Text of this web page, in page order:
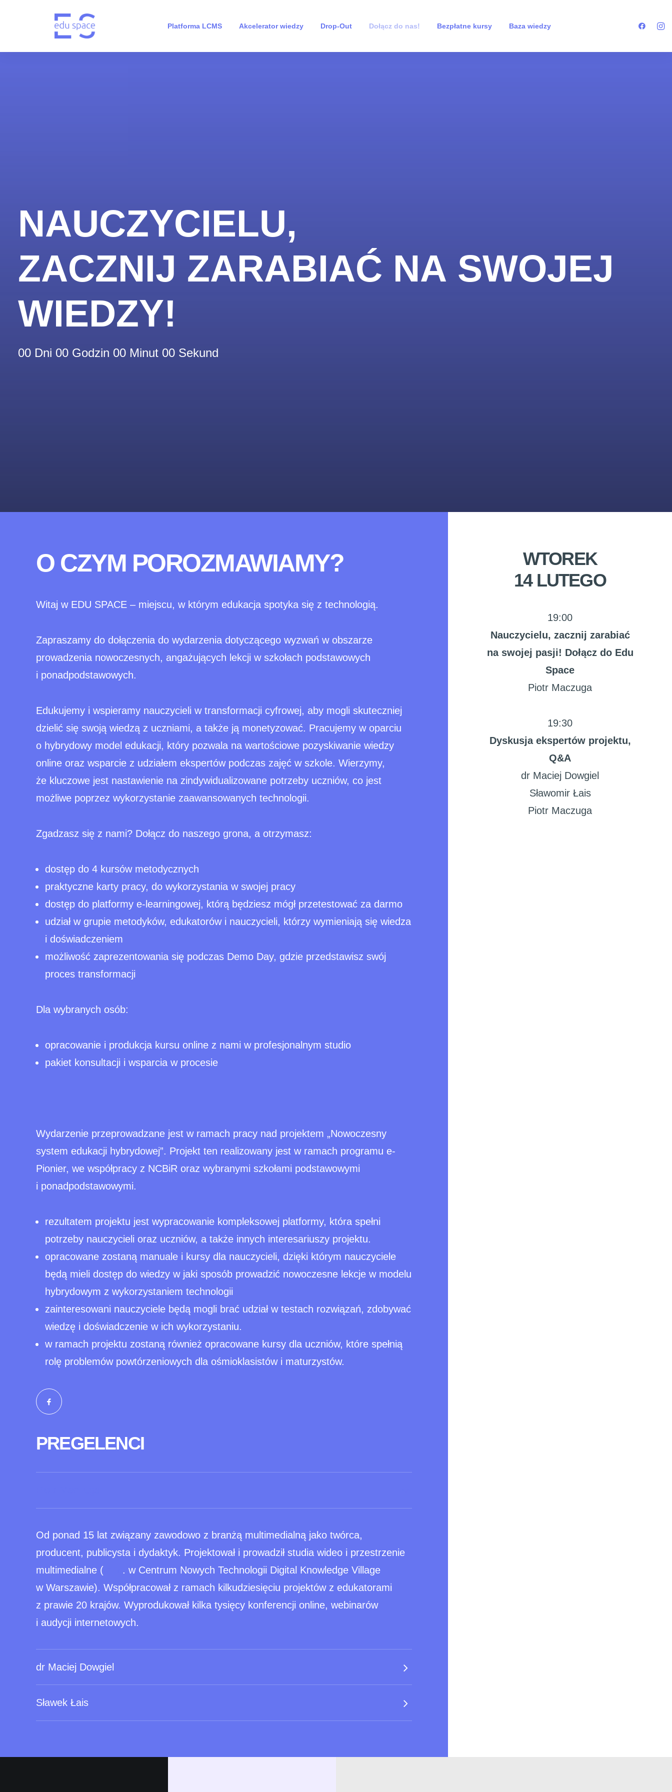
Platforma LCMS Akcelerator wiedzy Drop-Out Dołącz do nas! Bezpłatne kursy Baza wiedzy
NAUCZYCIELU,
ZACZNIJ ZARABIAĆ NA SWOJEJ
WIEDZY!
00 Dni 00 Godzin 00 Minut 00 Sekund
O CZYM POROZMAWIAMY?
Witaj w EDU SPACE – miejscu, w którym edukacja spotyka się z technologią.
Zapraszamy do dołączenia do wydarzenia dotyczącego wyzwań w obszarze
prowadzenia nowoczesnych, angażujących lekcji w szkołach podstawowych
i ponadpodstawowych.
Edukujemy i wspieramy nauczycieli w transformacji cyfrowej, aby mogli skuteczniej
dzielić się swoją wiedzą z uczniami, a także ją monetyzować. Pracujemy w oparciu
o hybrydowy model edukacji, który pozwala na wartościowe pozyskiwanie wiedzy
online oraz wsparcie z udziałem ekspertów podczas zajęć w szkole. Wierzymy,
że kluczowe jest nastawienie na zindywidualizowane potrzeby uczniów, co jest
możliwe poprzez wykorzystanie zaawansowanych technologii.
Zgadzasz się z nami? Dołącz do naszego grona, a otrzymasz:
dostęp do 4 kursów metodycznych
praktyczne karty pracy, do wykorzystania w swojej pracy
dostęp do platformy e-learningowej, którą będziesz mógł przetestować za darmo
udział w grupie metodyków, edukatorów i nauczycieli, którzy wymieniają się wiedza
i doświadczeniem
możliwość zaprezentowania się podczas Demo Day, gdzie przedstawisz swój
proces transformacji
Dla wybranych osób:
opracowanie i produkcja kursu online z nami w profesjonalnym studio
pakiet konsultacji i wsparcia w procesie
Wydarzenie przeprowadzane jest w ramach pracy nad projektem „Nowoczesny
system edukacji hybrydowej”. Projekt ten realizowany jest w ramach programu e-
Pionier, we współpracy z NCBiR oraz wybranymi szkołami podstawowymi
i ponadpodstawowymi.
rezultatem projektu jest wypracowanie kompleksowej platformy, która spełni
potrzeby nauczycieli oraz uczniów, a także innych interesariuszy projektu.
opracowane zostaną manuale i kursy dla nauczycieli, dzięki którym nauczyciele
będą mieli dostęp do wiedzy w jaki sposób prowadzić nowoczesne lekcje w modelu
hybrydowym z wykorzystaniem technologii
zainteresowani nauczyciele będą mogli brać udział w testach rozwiązań, zdobywać
wiedzę i doświadczenie w ich wykorzystaniu.
w ramach projektu zostaną również opracowane kursy dla uczniów, które spełnią
rolę problemów powtórzeniowych dla ośmioklasistów i maturzystów.
PREGELENCI
Od ponad 15 lat związany zawodowo z branżą multimedialną jako twórca,
producent, publicysta i dydaktyk. Projektował i prowadził studia wideo i przestrzenie
multimedialne (
. w Centrum Nowych Technologii Digital Knowledge Village
w Warszawie). Współpracował z ramach kilkudziesięciu projektów z edukatorami
z prawie 20 krajów. Wyprodukował kilka tysięcy konferencji online, webinarów
i audycji internetowych.
dr Maciej Dowgiel
Sławek Łais
WTOREK
14 LUTEGO
19:00
Nauczycielu, zacznij zarabiać
na swojej pasji! Dołącz do Edu
Space
Piotr Maczuga
19:30
Dyskusja ekspertów projektu,
Q&A
dr Maciej Dowgiel
Sławomir Łais
Piotr Maczuga